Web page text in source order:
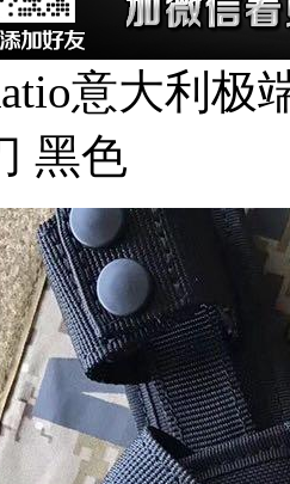
意大利极
黑色